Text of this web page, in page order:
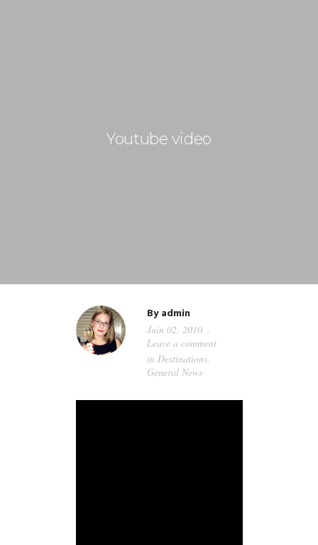
Youtube video
Byadmin
Juin 02, 2010
Leave a comment
in Destinations,
General News